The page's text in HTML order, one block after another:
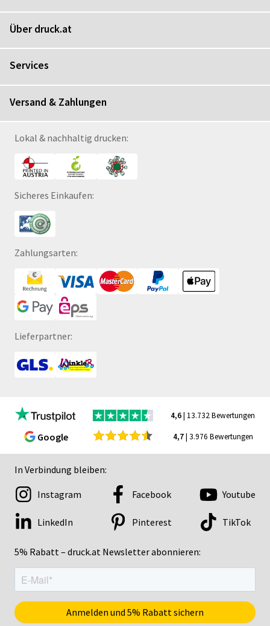
Über druck.at
Services
Versand & Zahlungen
Lokal & nachhaltig drucken:
Sicheres Einkaufen:
Zahlungsarten:
Lieferpartner:
4,6| 13.732 Bewertungen
Google 4,7| 3.976 Bewertungen
In Verbindung bleiben:
5% Rabatt – druck.at Newsletter abonnieren:
Instagram Facebook Youtube
LinkedIn Pinterest TikTok